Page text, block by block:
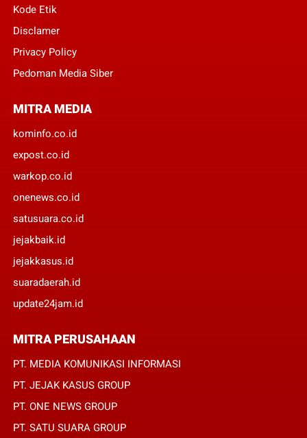
Kode Etik
Disclamer
Privacy Policy
Pedoman Media Siber
MITRA MEDIA
kominfo.co.id
expost.co.id
warkop.co.id
onenews.co.id
satusuara.co.id
jejakbaik.id
jejakkasus.id
suaradaerah.id
update24jam.id
MITRA PERUSAHAAN
PT. MEDIA KOMUNIKASI INFORMASI
PT. JEJAK KASUS GROUP
PT. ONE NEWS GROUP
PT. SATU SUARA GROUP